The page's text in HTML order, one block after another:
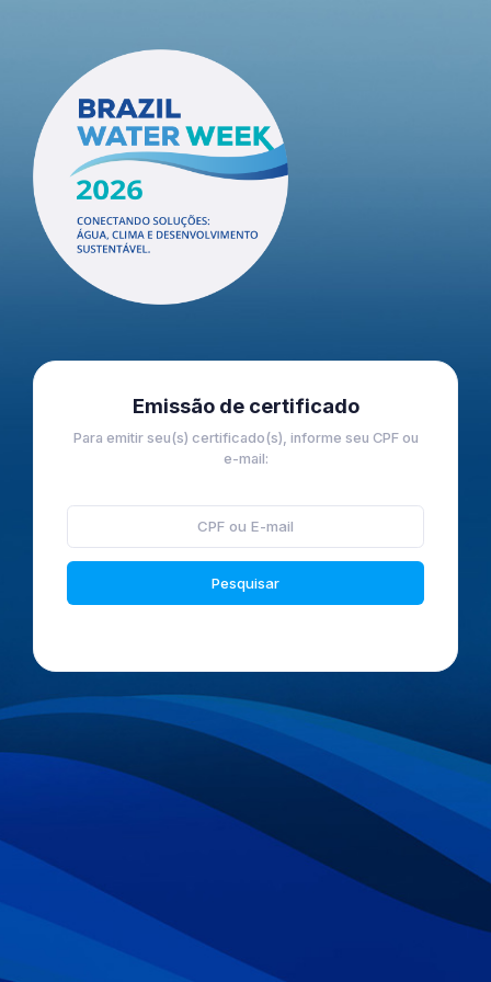
Emissão de certificado
Para emitir seu(s) certificado(s), informe seu CPF ou
e-mail:
Pesquisar